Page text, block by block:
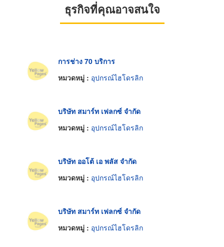
ธุรกิจที่คุณอาจสนใจ
การช่าง 70 บริการ
หมวดหมู่ : อุปกรณ์ไฮโดรลิก
บริษัท สมาร์ท เฟลกซ์ จำกัด
หมวดหมู่ : อุปกรณ์ไฮโดรลิก
บริษัท ออโต้ เอ พลัส จำกัด
หมวดหมู่ : อุปกรณ์ไฮโดรลิก
บริษัท สมาร์ท เฟลกซ์ จำกัด
หมวดหมู่ : อุปกรณ์ไฮโดรลิก